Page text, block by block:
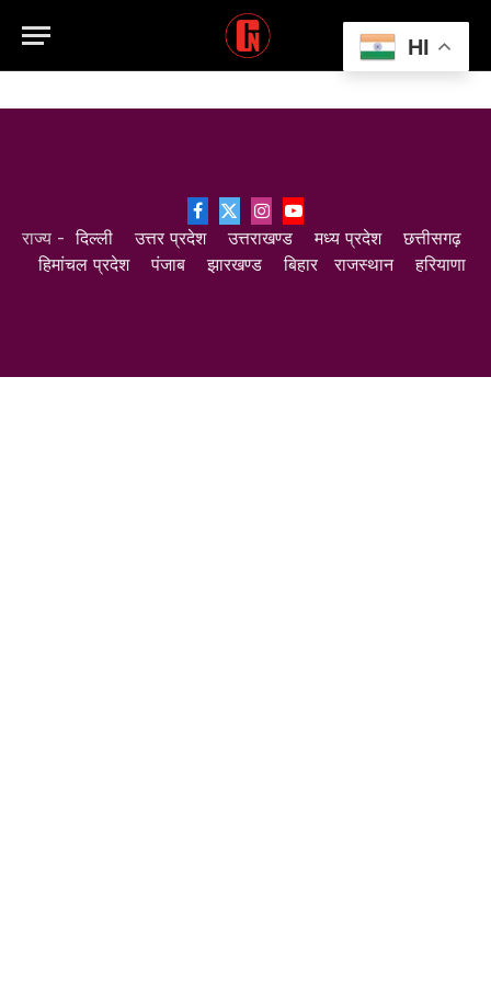
Facebook
X
(Twitter)
InstagramYouTube
राज्य -दिल्ली उत्तर प्रदेश उत्तराखण्ड मध्य प्रदेश
छत्तीसगढ़
हिमांचल प्रदेश
पंजाब झारखण्ड बिहार राजस्थान हरियाणा
HI